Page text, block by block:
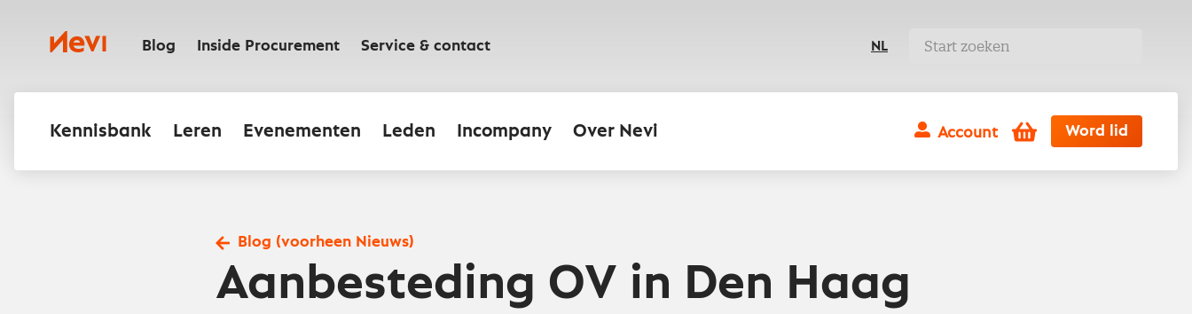
inhoudNevi Blog Inside Procurement Service & contact NL
Kennisbank Leren Evenementen Leden Incompany Over Nevi Account Winkelwagen
Word lid
Blog (voorheen Nieuws)
Aanbesteding OV in Den Haag